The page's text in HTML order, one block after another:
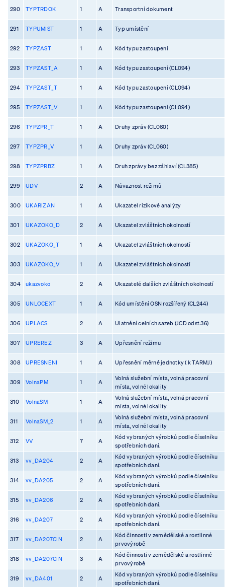
290 TYPTRDOK 1 A Transportní dokument
291 TYPUMIST 1 A Typ umístění
292 TYPZAST 1 A Kód typu zastoupení
293 TYPZAST_A 1 A Kód typu zastoupení (CL094)
294 TYPZAST_T 1 A Kód typu zastoupení (CL094)
295 TYPZAST_V 1 A Kód typu zastoupení (CL094)
296 TYPZPR_T 1 A Druhy zpráv (CL060)
297 TYPZPR_V 1 A Druhy zpráv (CL060)
298 TYPZPRBZ 1 A Druh zprávy bez záhlaví (CL385)
299 UDV 2 A Návaznost režimů
300 UKARIZAN 1 A Ukazatel rizikové analýzy
301 UKAZOKO_D 2 A Ukazatel zvláštních okolností
302 UKAZOKO_T 1 A Ukazatel zvláštních okolností
303 UKAZOKO_V 1 A Ukazatel zvláštních okolností
304 ukazvoko 2 A Ukazatelé dalších zvláštních okolností
305 UNLOCEXT 1 A Kód umístění OSN rozšířený (CL244)
306 UPLACS 2 A Ulatnění celních sazeb (JCD odst.36)
307 UPREREZ 3 A Upřesnění režimu
308 UPRESNENI 1 A Upřesnění měrné jednotky ( k TARMJ)
309 VolnaPM 1 A
Volná služební místa, volná pracovní
místa, volné lokality
310 VolnaSM 1 A
Volná služební místa, volná pracovní
místa, volné lokality
311 VolnaSM_2 1 A
Volná služební místa, volná pracovní
místa, volné lokality
312 VV 7 A
Kód vybraných výrobků podle číselníku
spotřebních daní.
313 vv_DA204 2 A
Kód vybraných výrobků podle číselníku
spotřebních daní.
314 vv_DA205 2 A
Kód vybraných výrobků podle číselníku
spotřebních daní.
315 vv_DA206 2 A
Kód vybraných výrobků podle číselníku
spotřebních daní.
316 vv_DA207 2 A
Kód vybraných výrobků podle číselníku
spotřebních daní.
317 vv_DA207CIN 2 A
Kód činnosti v zemědělské a rostlinné
prvovýrobě
318 vv_DA207CIN 3 A
Kód činnosti v zemědělské a rostlinné
prvovýrobě
319 vv_DA401 2 A
Kód vybraných výrobků podle číselníku
spotřebních daní.